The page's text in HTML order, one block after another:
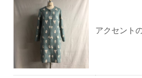
アクセント